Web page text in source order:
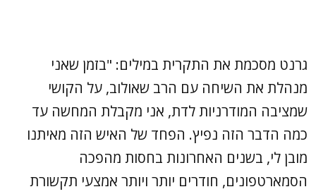
גרנט מסכמת את התקרית במילים: "בזמן שאני
מנהלת את השיחה עם הרב שאולוב, על הקושי
שמציבה המודרניות לדת, אני מקבלת המחשה עד
כמה הדבר הזה נפיץ. הפחד של האיש הזה מאיתנו
מובן לי, בשנים האחרונות בחסות מהפכה
הסמארטפונים, חודרים יותר ויותר אמצעי תקשורת